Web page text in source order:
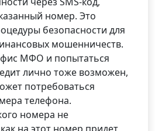
номер. Это
безопасности для
мошенничеств.
МФО и попытаться
лично тоже возможен,
потребоваться
телефона.
номера не